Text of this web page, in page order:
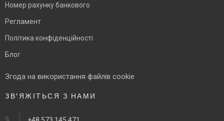
Номер рахунку банкового
Регламент
Політика конфіденційності
Блог
Згода на використання файлів cookie
ЗВ'ЯЖІТЬСЯ З НАМИ